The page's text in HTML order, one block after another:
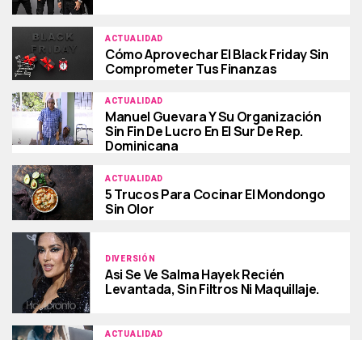
ACTUALIDAD
Cómo Aprovechar El Black Friday Sin
Comprometer Tus Finanzas
ACTUALIDAD
Manuel Guevara Y Su Organización
Sin Fin De Lucro En El Sur De Rep.
Dominicana
ACTUALIDAD
5 Trucos Para Cocinar El Mondongo
Sin Olor
DIVERSIÓN
Asi Se Ve Salma Hayek Recién
Levantada, Sin Filtros Ni Maquillaje.
ACTUALIDAD